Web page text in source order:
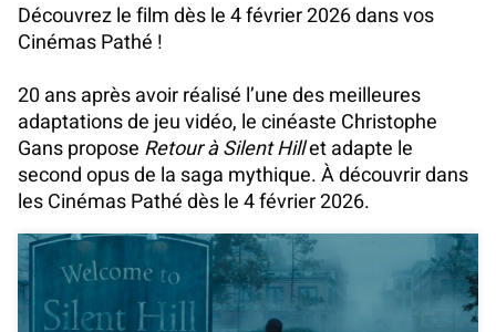
Découvrez le film dès le 4 février 2026 dans vos
Cinémas Pathé !
20 ans après avoir réalisé l’une des meilleures
adaptations de jeu vidéo, le cinéaste Christophe
Gans propose Retour à Silent Hillet adapte le
second opus de la saga mythique. À découvrir dans
les Cinémas Pathé dès le 4 février 2026.